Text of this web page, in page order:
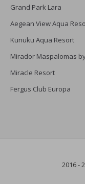
Grand Park Lara
Aegean View Aqua
Kunuku Aqua Resort
Mirador Maspalomas
Miracle Resort
Fergus Club Europa
2016 -